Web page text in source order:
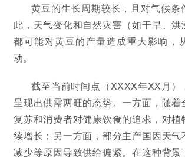
黄豆的生长周期较长，且对气候条
此，天气变化和自然灾害（如干旱、洪
都可能对黄豆的产量造成重大影响，
动。
截至当前时间点（XXXX年XX月）
呈现出供需两旺的态势。一方面，随
复苏和消费者对健康饮食的追求，对
续增长；另一方面，部分主产国因天气
减少等原因导致供给偏紧。在这种背景